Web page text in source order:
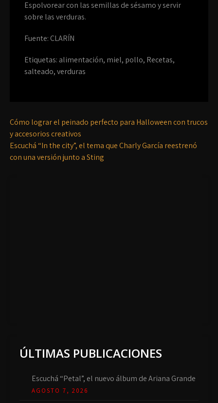
Espolvorear con las semillas de sésamo y servir
sobre las verduras.
Fuente: CLARÍN
Etiquetas: alimentación, miel, pollo, Recetas,
salteado,verduras
Cómo lograr el peinado perfecto para Halloween con trucos
y accesorios creativos
Escuchá “In the city”, el tema que Charly García reestrenó
con una versión junto a Sting
ÚLTIMAS PUBLICACIONES
Escuchá “Petal”, el nuevo álbum de Ariana Grande
AGOSTO 7, 2026